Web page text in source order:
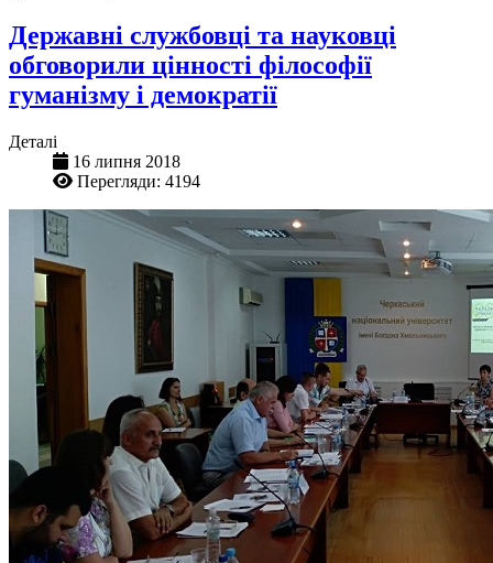
Державні службовці та науковці
обговорили цінності філософії
гуманізму і демократії
Деталі
16 липня 2018
Перегляди: 4194